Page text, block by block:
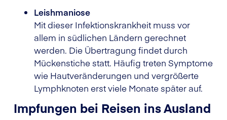
Leishmaniose
Mit dieser Infektionskrankheit muss vor
allem in südlichen Ländern gerechnet
werden. Die Übertragung findet durch
Mückenstiche statt. Häufig treten Symptome
wie Hautveränderungen und vergrößerte
Lymphknoten erst viele Monate später auf.
Impfungen bei Reisen ins Ausland